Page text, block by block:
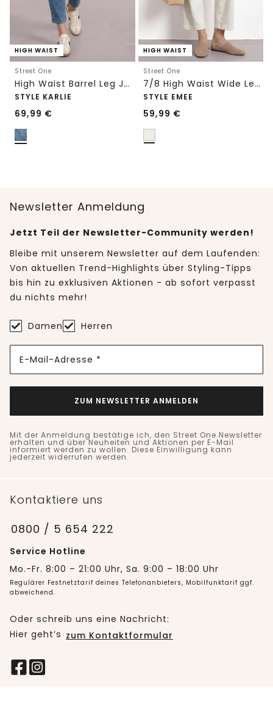
HIGH WAIST
Street One
High Waist Barrel Leg Jeans im Loose Fit
STYLE KARLIE
69,99 €
HIGH WAIST
Street One
7/8 High Waist Wide Leg Jeans im Loose Fit
STYLE EMEE
59,99 €
Newsletter Anmeldung
Jetzt Teil der Newsletter-Community werden!
Bleibe mit unserem Newsletter auf dem Laufenden:
Von aktuellen Trend-Highlights über Styling-Tipps
bis hin zu exklusiven Aktionen - ab sofort verpasst
du nichts mehr!
Damen Herren
E-Mail-Adresse *
ZUM NEWSLETTER ANMELDEN
Mit der Anmeldung bestätige ich, den Street One Newsletter
erhalten und über Neuheiten und Aktionen per E-Mail
informiert werden zu wollen. Diese Einwilligung kann
jederzeit widerrufen werden.
Kontaktiere uns
0800 / 5 654 222
Service Hotline
Mo.-Fr. 8:00 – 21:00 Uhr, Sa. 9:00 – 18:00 Uhr
Regulärer Festnetztarif deines Telefonanbieters, Mobilfunktarif ggf.
abweichend.
Oder schreib uns eine Nachricht:
Hier geht’s zum Kontaktformular